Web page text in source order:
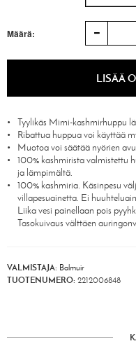
Määrä:
LISÄÄ
Tyylikäs Mimi-kashmirhuppu
Ribattua huppua voi käyttää
Muotoa voi säätää nyörien
100% kashmirista valmistettu
ja lämpimältä.
100% kashmiria. Käsinpesu
villapesuainetta. Ei
Liika vesi painellaan pois
Tasokuivaus välttäen
VALMISTAJA: Balmuir
TUOTENUMERO: 2212006848